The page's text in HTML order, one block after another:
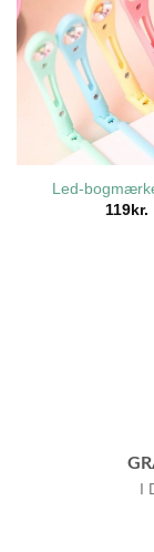
Led-
119kr.
I